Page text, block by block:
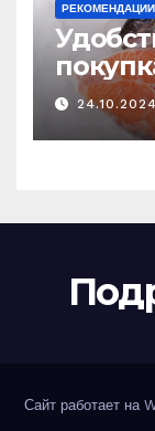
РЕКОМЕНДАЦИИ
рыбы
Сайт работает на